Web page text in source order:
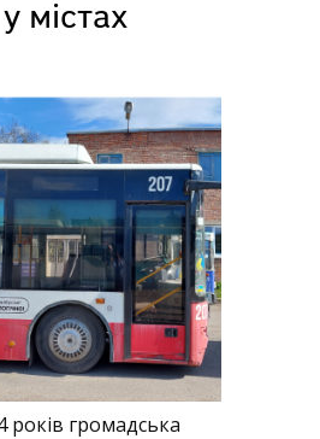
містах
років громадська